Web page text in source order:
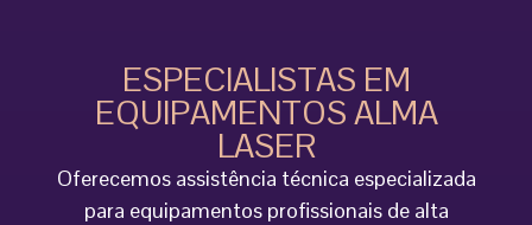
ESPECIALISTAS EM
EQUIPAMENTOS ALMA
LASER
Oferecemos assistência técnica especializada
para equipamentos profissionais de alta